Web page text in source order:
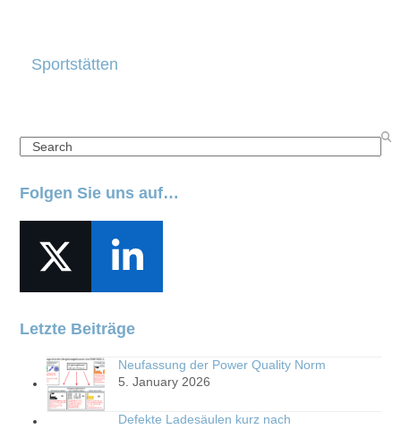
Sportstätten
Search
Folgen Sie uns auf…
TwitterLinkedIn
Letzte Beiträge
Neufassung der Power Quality Norm
5. January 2026
Defekte Ladesäulen kurz nach